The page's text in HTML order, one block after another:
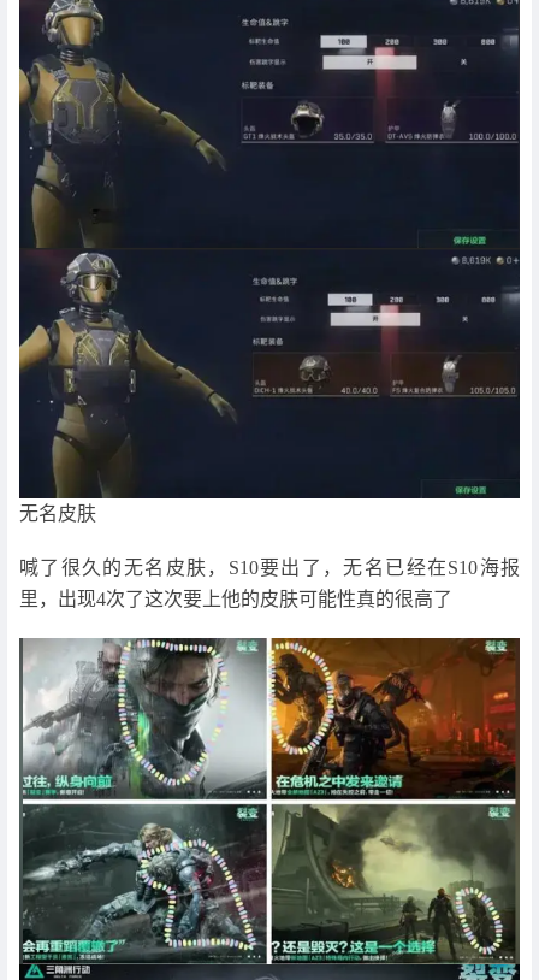
无名皮肤
喊了很久的无名皮肤，S10要出了，无名已经在S10海报
里，出现4次了这次要上他的皮肤可能性真的很高了